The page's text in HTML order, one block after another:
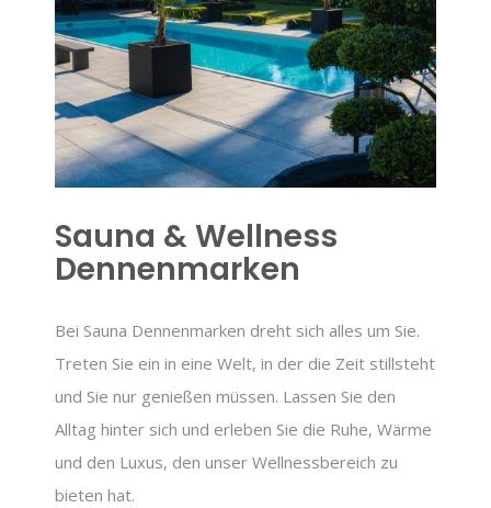
Sauna & Wellness
Dennenmarken
Bei Sauna Dennenmarken dreht sich alles um Sie.
Treten Sie ein in eine Welt, in der die Zeit stillsteht
und Sie nur genießen müssen. Lassen Sie den
Alltag hinter sich und erleben Sie die Ruhe, Wärme
und den Luxus, den unser Wellnessbereich zu
bieten hat.